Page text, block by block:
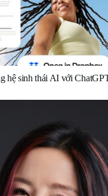
hệ sinh thái AI với